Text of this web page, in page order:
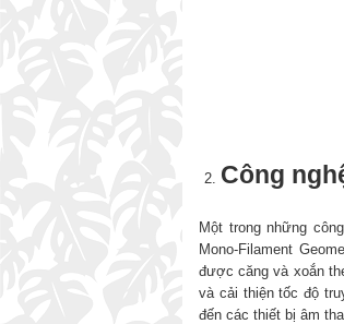
Công
Một trong những
Mono-Filament
được căng và xoắn
và cải thiện tốc độ
đến các thiết bị âm